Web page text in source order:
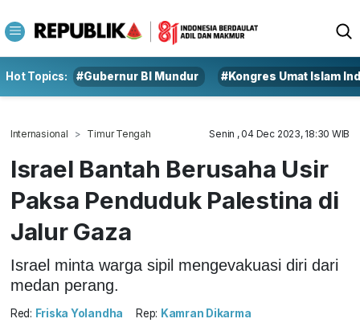
Hot Topics: #Gubernur BI Mundur #Kongres Umat Islam
Internasional Timur Tengah Senin , 04 Dec 2023, 18:30 WIB
Israel Bantah Berusaha Usir
Paksa Penduduk Palestina di
Jalur Gaza
Israel minta warga sipil mengevakuasi diri dari
medan perang.
Red: Friska Yolandha Rep: Kamran Dikarma